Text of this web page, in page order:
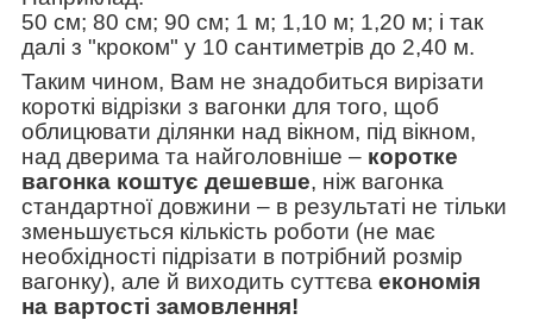
50 см; 80 см; 90 см; 1 м; 1,10 м; 1,20 м; і так
далі з "кроком" у 10 сантиметрів до 2,40 м.
Таким чином, Вам не знадобиться вирізати
короткі відрізки з вагонки для того, щоб
облицювати ділянки над вікном, під вікном,
над дверима та найголовніше – коротке
вагонка коштує дешевше, ніж вагонка
стандартної довжини – в результаті не тільки
зменьшується кількість роботи (не має
необхідності підрізати в потрібний розмір
вагонку), але й виходить суттєва економія
на вартості замовлення!